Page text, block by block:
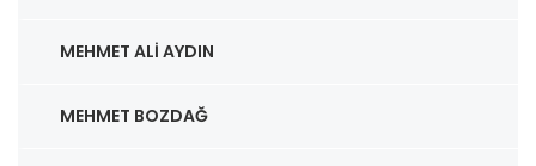
MEHMET ALI AYDIN
MEHMET BOZDAĞ